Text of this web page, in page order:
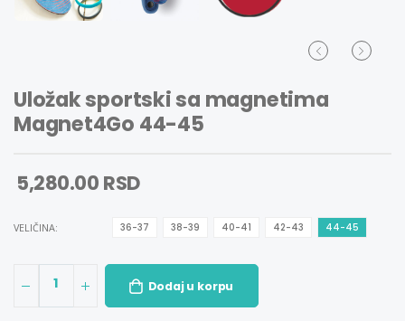
Uložak sportski sa magnetima
Magnet4Go 44-45
5,280.00 RSD
VELIČINA: 36-37 38-39 40-41 42-43 44-45
1 Dodaj u korpu